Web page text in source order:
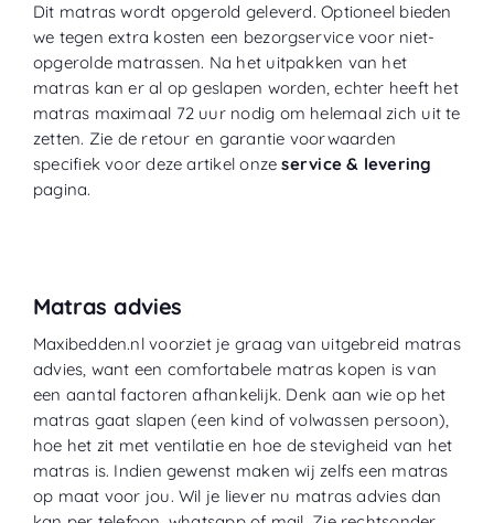
Dit matras wordt opgerold geleverd. Optioneel bieden
we tegen extra kosten een bezorgservice voor niet-
opgerolde matrassen. Na het uitpakken van het
matras kan er al op geslapen worden, echter heeft het
matras maximaal 72 uur nodig om helemaal zich uit te
zetten. Zie de retour en garantie voorwaarden
specifiek voor deze artikel onzeservice & levering
pagina.
Matras advies
Maxibedden.nl voorziet je graag van uitgebreid matras
advies, want een comfortabele matras kopen is van
een aantal factoren afhankelijk. Denk aan wie op het
matras gaat slapen (een kind of volwassen persoon),
hoe het zit met ventilatie en hoe de stevigheid van het
matras is. Indien gewenst maken wij zelfs een matras
op maat voor jou. Wil je liever nu matras advies dan